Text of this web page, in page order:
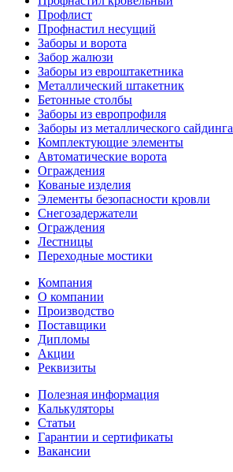
Профлист
Профнастил несущий
Заборы и ворота
Забор жалюзи
Заборы из евроштакетника
Металлический штакетник
Бетонные столбы
Заборы из европрофиля
Заборы из металлического сайдинга
Комплектующие элементы
Автоматические ворота
Ограждения
Кованые изделия
Элементы безопасности кровли
Снегозадержатели
Ограждения
Лестницы
Переходные мостики
Компания
О компании
Производство
Поставщики
Дипломы
Акции
Реквизиты
Полезная информация
Калькуляторы
Статьи
Гарантии и сертификаты
Вакансии